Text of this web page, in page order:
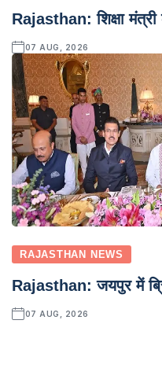
Rajasthan: शिक्षा
07 AUG, 2026
RAJASTHAN NEWS
Rajasthan: जयपुर में
07 AUG, 2026